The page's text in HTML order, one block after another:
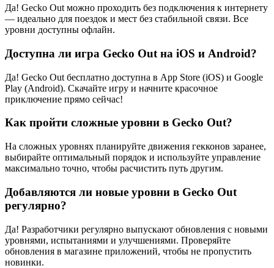
Да! Gecko Out можно проходить без подключения к интернету
— идеально для поездок и мест без стабильной связи. Все
уровни доступны офлайн.
Доступна ли игра Gecko Out на iOS и Android?
Да! Gecko Out бесплатно доступна в App Store (iOS) и Google
Play (Android). Скачайте игру и начните красочное
приключение прямо сейчас!
Как пройти сложные уровни в Gecko Out?
На сложных уровнях планируйте движения гекконов заранее,
выбирайте оптимальный порядок и используйте управление
максимально точно, чтобы расчистить путь другим.
Добавляются ли новые уровни в Gecko Out
регулярно?
Да! Разработчики регулярно выпускают обновления с новыми
уровнями, испытаниями и улучшениями. Проверяйте
обновления в магазине приложений, чтобы не пропустить
новинки.